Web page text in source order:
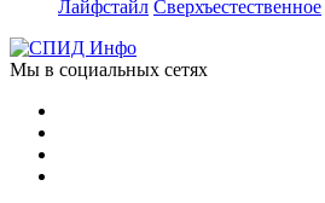
Лайфстайл Сверхъестественное
Мы в социальных сетях